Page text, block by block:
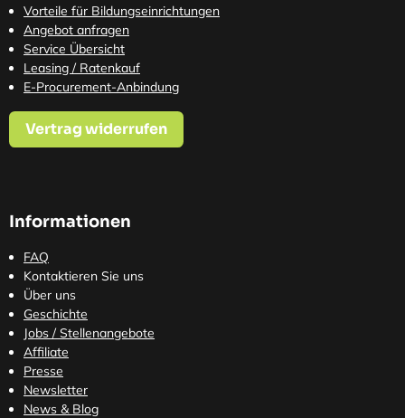
Vorteile für Bildungseinrichtungen
Angebot anfragen
Service Übersicht
Leasing / Ratenkauf
E-Procurement-Anbindung
Vertrag widerrufen
Informationen
FAQ
Kontaktieren Sie uns
Über uns
Geschichte
Jobs / Stellenangebote
Affiliate
Presse
Newsletter
News & Blog